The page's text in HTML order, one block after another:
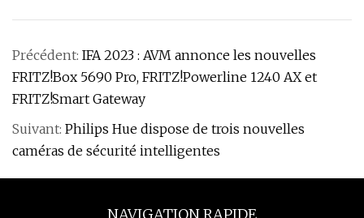
Précédent: IFA 2023 : AVM annonce les nouvelles
FRITZ!Box 5690 Pro, FRITZ!Powerline 1240 AX et
FRITZ!Smart Gateway
Suivant: Philips Hue dispose de trois nouvelles
caméras de sécurité intelligentes